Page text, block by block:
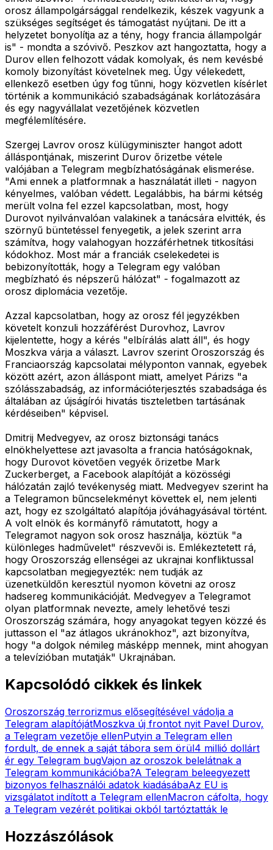
orosz állampolgársággal rendelkezik, készek vagyunk a
szükséges segítséget és támogatást nyújtani. De itt a
helyzetet bonyolítja az a tény, hogy francia állampolgár
is" - mondta a szóvivő. Peszkov azt hangoztatta, hogy a
Durov ellen felhozott vádak komolyak, és nem kevésbé
komoly bizonyítást követelnek meg. Úgy vélekedett,
ellenkező esetben úgy fog tűnni, hogy közvetlen kísérlet
történik a kommunikáció szabadságának korlátozására
és egy nagyvállalat vezetőjének közvetlen
megfélemlítésére.
Szergej Lavrov orosz külügyminiszter hangot adott
álláspontjának, miszerint Durov őrizetbe vétele
valójában a Telegram megbízhatóságának elismerése.
"Ami ennek a platformnak a használatát illeti - nagyon
kényelmes, valóban védett. Legalábbis, ha bármi kétség
merült volna fel ezzel kapcsolatban, most, hogy
Durovot nyilvánvalóan valakinek a tanácsára elvitték, és
szörnyű büntetéssel fenyegetik, a jelek szerint arra
számítva, hogy valahogyan hozzáférhetnek titkosítási
kódokhoz. Most már a franciák cselekedetei is
bebizonyították, hogy a Telegram egy valóban
megbízható és népszerű hálózat" - fogalmazott az
orosz diplomácia vezetője.
Azzal kapcsolatban, hogy az orosz fél jegyzékben
követelt konzuli hozzáférést Durovhoz, Lavrov
kijelentette, hogy a kérés "elbírálás alatt áll", és hogy
Moszkva várja a választ. Lavrov szerint Oroszország és
Franciaország kapcsolatai mélyponton vannak, egyebek
között azért, azon álláspont miatt, amelyet Párizs "a
szólásszabadság, az információterjesztés szabadsága és
általában az újságírói hivatás tiszteletben tartásának
kérdéseiben" képvisel.
Dmitrij Medvegyev, az orosz biztonsági tanács
elnökhelyettese azt javasolta a francia hatóságoknak,
hogy Durovot követően vegyék őrizetbe Mark
Zuckerberget, a Facebook alapítóját a közösségi
hálózatán zajló tevékenység miatt. Medvegyev szerint ha
a Telegramon bűncselekményt követtek el, nem jelenti
azt, hogy ez szolgáltató alapítója jóváhagyásával történt.
A volt elnök és kormányfő rámutatott, hogy a
Telegramot nagyon sok orosz használja, köztük "a
különleges hadművelet" részvevői is. Emlékeztetett rá,
hogy Oroszország ellenségei az ukrajnai konfliktussal
kapcsolatban megjegyezték: nem tudják az
üzenetküldőn keresztül nyomon követni az orosz
hadsereg kommunikációját. Medvegyev a Telegramot
olyan platformnak nevezte, amely lehetővé teszi
Oroszország számára, hogy anyagokat tegyen közzé és
juttasson el "az átlagos ukránokhoz", azt bizonyítva,
hogy "a dolgok némileg másképp mennek, mint ahogyan
a televízióban mutatják" Ukrajnában.
Kapcsolódó cikkek és linkek
Oroszország terrorizmus elősegítésével vádolja a
Telegram alapítójátMoszkva új frontot nyit Pavel Durov,
a Telegram vezetője ellenPutyin a Telegram ellen
fordult, de ennek a saját tábora sem örül4 millió dollárt
ér egy Telegram bugVajon az oroszok belelátnak a
Telegram kommunikációba?A Telegram beleegyezett
bizonyos felhasználói adatok kiadásábaAz EU is
vizsgálatot indított a Telegram ellenMacron cáfolta, hogy
a Telegram vezérét politikai okból tartóztatták le
Hozzászólások